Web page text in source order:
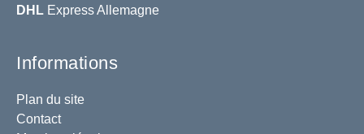
DHL Express Allemagne
Informations
Plan du site
Contact